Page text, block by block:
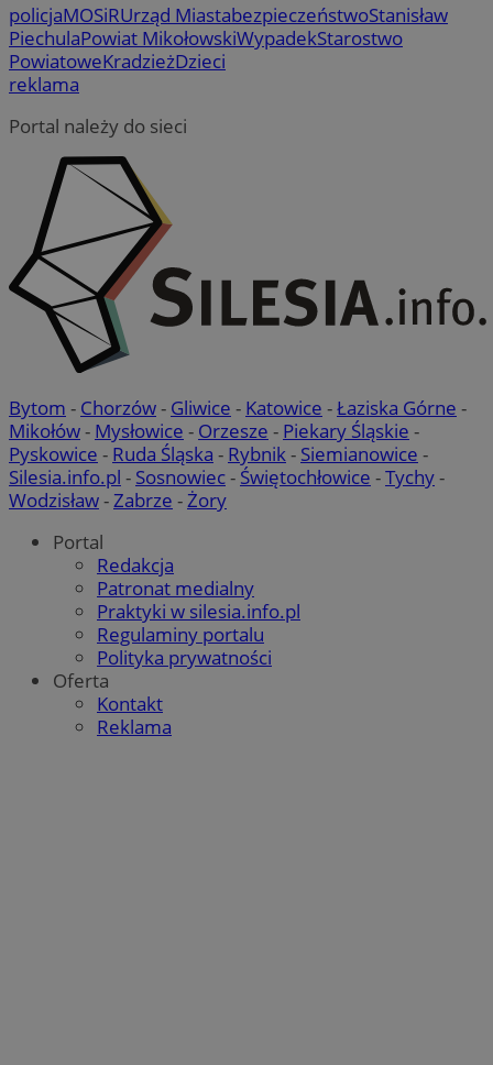
policjaMOSiRUrząd MiastabezpieczeństwoStanisław
PiechulaPowiat MikołowskiWypadekStarostwo
PowiatoweKradzieżDzieci
reklama
Portal należy do sieci
Bytom - Chorzów- Gliwice - Katowice -Łaziska Górne -
Mikołów- Mysłowice - Orzesze - Piekary Śląskie -
Pyskowice - Ruda Śląska - Rybnik- Siemianowice -
Silesia.info.pl - Sosnowiec- Świętochłowice -Tychy-
Wodzisław-Zabrze -Żory
Portal
Redakcja
Patronat medialny
Praktyki w silesia.info.pl
Regulaminy portalu
Polityka prywatności
Oferta
Kontakt
Reklama